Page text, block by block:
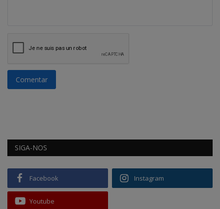
Comentar
SIGA-NOS
Facebook Instagram
Youtube